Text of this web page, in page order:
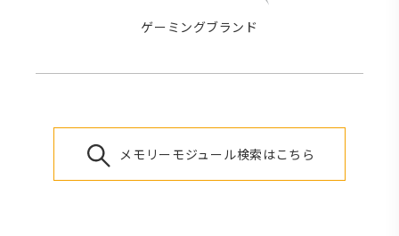
ゲーミングブランド
メモリーモジュール検索はこちら